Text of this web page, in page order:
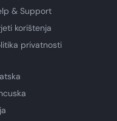
& Support
korištenja
privatnosti